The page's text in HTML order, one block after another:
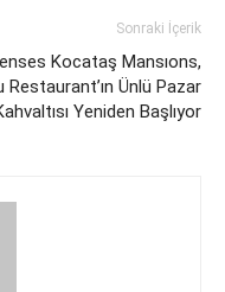
Sonraki İçerik
Kocataş Mansıons,
Restaurant’ın Ünlü Pazar
Yeniden Başlıyor